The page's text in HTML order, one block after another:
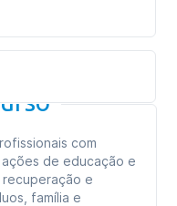
com
de educação e
e
família e